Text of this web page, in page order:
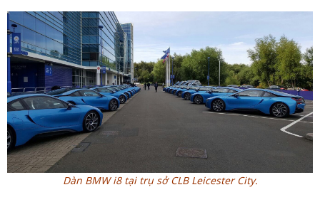
Dàn BMW i8 tại trụ sở CLB Leicester City.